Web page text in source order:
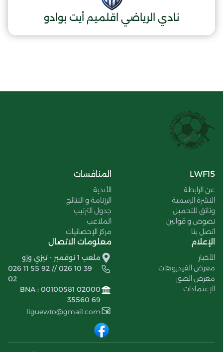
نادي الرياضي اقلميم أيت بوادو
LWF15
عن الرابطة
النشرة الرسمية
وثائق للتحميل
نصوص و قوانين
اتصل بنا
المنافسات
الأندية
الرزنامة و النتائج
جدول الترتيب
الملاعب
مركز الإحصائيات
الإعلام
الأخبار
معرض الفيديوهات
معرض الصور
الإعتمادات
معلومات الاتصال
ملعب 1 نوفمبر - تيزي وزو
026 11 55 92 // 026 10 39
02
BNA : 00100581 02000
35560 69
liguewto@gmail.com